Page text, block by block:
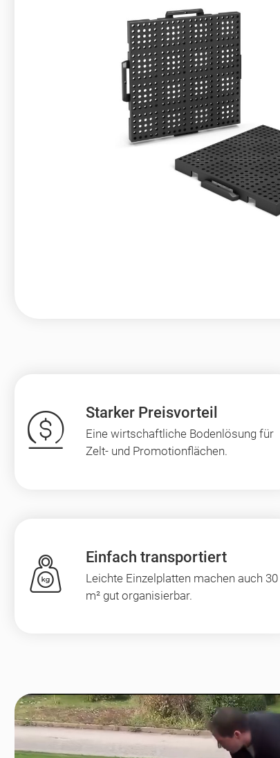
Starker Preisvorteil
Eine wirtschaftliche Bodenlösung für
Zelt- und Promotionflächen.
Einfach transportiert
Leichte Einzelplatten machen auch 30
m² gut organisierbar.